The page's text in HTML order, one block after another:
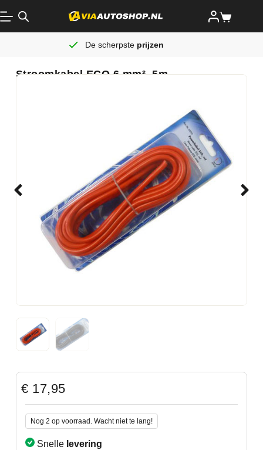
De scherpste prijzen
Stroomkabel ECO 6 mm², 5m
€ 17,95
Nog 2 op voorraad. Wacht niet te lang!
Snelle levering